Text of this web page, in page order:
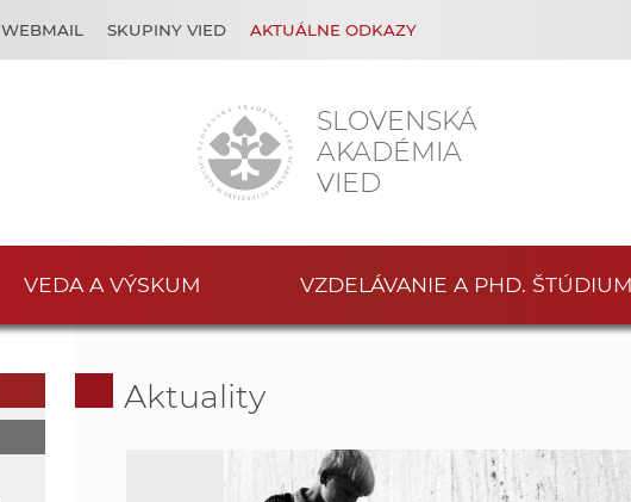
SLOVENSKÁ
AKADÉMIA
VIED
WEBMAIL SKUPINY VIED AKTUÁLNE ODKAZY
VEDA A VÝSKUM VZDELÁVANIE A PHD. ŠTÚDIUM
Aktuality